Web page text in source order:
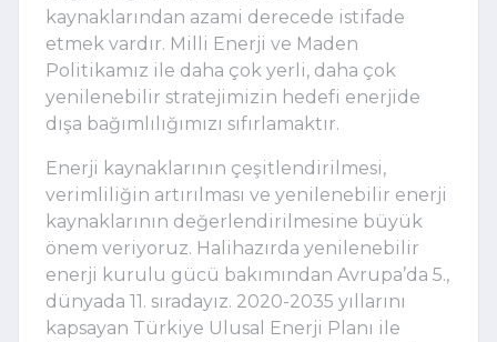
kaynaklarından azami derecede istifade
etmek vardır. Milli Enerji ve Maden
Politikamız ile daha çok yerli, daha çok
yenilenebilir stratejimizin hedefi enerjide
dışa bağımlılığımızı sıfırlamaktır.
Enerji kaynaklarının çeşitlendirilmesi,
verimliliğin artırılması ve yenilenebilir enerji
kaynaklarının değerlendirilmesine büyük
önem veriyoruz. Halihazırda yenilenebilir
enerji kurulu gücü bakımından Avrupa’da 5.,
dünyada 11. sıradayız. 2020-2035 yıllarını
kapsayan Türkiye Ulusal Enerji Planı ile